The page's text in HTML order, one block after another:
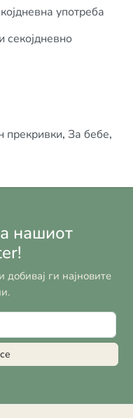
употреба
секојдневно
прекривки, За бебе,
нашиот
добивај ги најновите